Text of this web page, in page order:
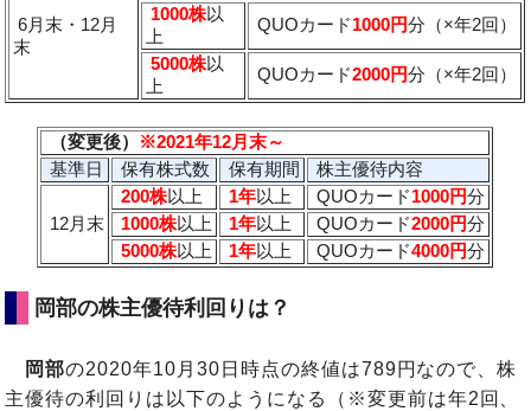
6月末・12月
末
1000株以
上
QUOカード1000円分（×年2回）
5000株以
上
QUOカード2000円分（×年2回）
（変更後） ※2021年12月末～
基準日
保有株式数 保有期間 株主優待内容
12月末
200株以上 1年以上 QUOカード1000円分
1000株以上 1年以上 QUOカード2000円分
5000株以上 1年以上 QUOカード4000円分
岡部の株主優待利回りは？
岡部の2020年10月30日時点の終値は789円なので、株
主優待の利回りは以下のようになる（※変更前は年2回、